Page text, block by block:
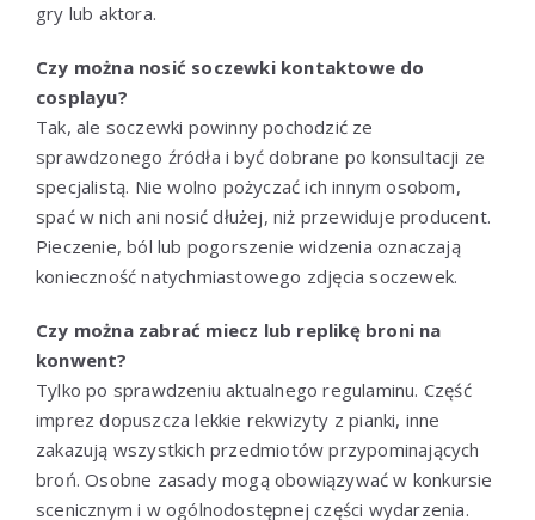
gry lub aktora.
Czy można nosić soczewki kontaktowe do
cosplayu?
Tak, ale soczewki powinny pochodzić ze
sprawdzonego źródła i być dobrane po konsultacji ze
specjalistą. Nie wolno pożyczać ich innym osobom,
spać w nich ani nosić dłużej, niż przewiduje producent.
Pieczenie, ból lub pogorszenie widzenia oznaczają
konieczność natychmiastowego zdjęcia soczewek.
Czy można zabrać miecz lub replikę broni na
konwent?
Tylko po sprawdzeniu aktualnego regulaminu. Część
imprez dopuszcza lekkie rekwizyty z pianki, inne
zakazują wszystkich przedmiotów przypominających
broń. Osobne zasady mogą obowiązywać w konkursie
scenicznym i w ogólnodostępnej części wydarzenia.